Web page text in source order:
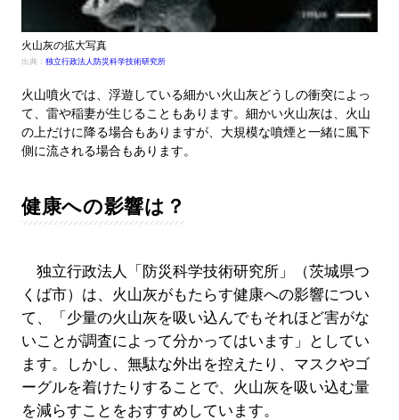
火山灰の拡大写真
出典： 独立行政法人防災科学技術研究所
火山噴火では、浮遊している細かい火山灰どうしの衝突によっ
て、雷や稲妻が生じることもあります。細かい火山灰は、火山
の上だけに降る場合もありますが、大規模な噴煙と一緒に風下
側に流される場合もあります。
健康への影響は？
独立行政法人「防災科学技術研究所」（茨城県つ
くば市）は、火山灰がもたらす健康への影響につい
て、「少量の火山灰を吸い込んでもそれほど害がな
いことが調査によって分かってはいます」としてい
ます。しかし、無駄な外出を控えたり、マスクやゴ
ーグルを着けたりすることで、火山灰を吸い込む量
を減らすことをおすすめしています。